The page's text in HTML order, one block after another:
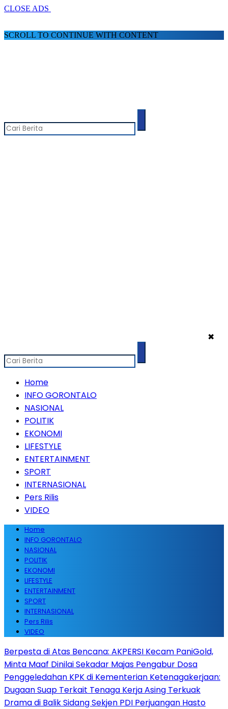
CLOSE ADS
SCROLL TO CONTINUE WITH CONTENT
✖
Home
INFO GORONTALO
NASIONAL
POLITIK
EKONOMI
LIFESTYLE
ENTERTAINMENT
SPORT
INTERNASIONAL
Pers Rilis
VIDEO
Home
INFO GORONTALO
NASIONAL
POLITIK
EKONOMI
LIFESTYLE
ENTERTAINMENT
SPORT
INTERNASIONAL
Pers Rilis
VIDEO
Berpesta di Atas Bencana: AKPERSI Kecam PaniGold,
Minta Maaf Dinilai Sekadar Majas Pengabur Dosa
Penggeledahan KPK di Kementerian Ketenagakerjaan:
Dugaan Suap Terkait Tenaga Kerja Asing Terkuak
Drama di Balik Sidang Sekjen PDI Perjuangan Hasto